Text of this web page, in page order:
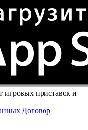
игровых приставок и
Договор